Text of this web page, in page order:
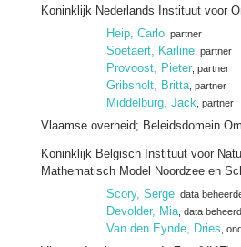
Koninklijk Nederlands Instituut voor
Heip, Carlo , partner
Soetaert, Karline , partner
Provoost, Pieter , partner
Gribsholt, Britta , partner
Middelburg, Jack , partner
Vlaamse overheid; Beleidsdomein
Koninklijk Belgisch Instituut voor
Mathematisch Model Noordzee en
Scory, Serge , data
Devolder, Mia , data
Van den Eynde, Dries ,